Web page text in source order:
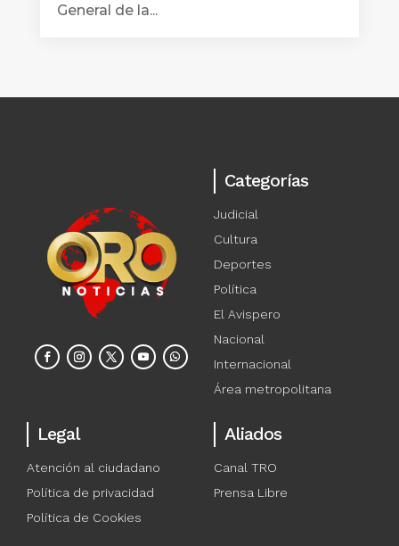
General de la...
Categorías
Judicial
Cultura
Deportes
Política
El Avispero
Nacional
Internacional
Área metropolitana
Legal
Atención al ciudadano
Política de privacidad
Política de Cookies
Aliados
Canal TRO
Prensa Libre